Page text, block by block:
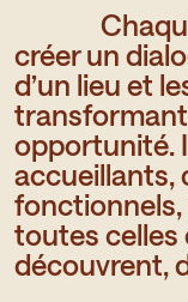
créer un
d’un lieu et
opportunité.
accueillants,
toutes celles
découvrent,